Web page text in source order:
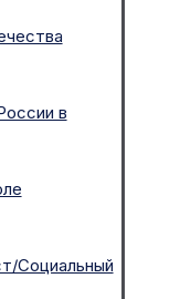
в
Социальный